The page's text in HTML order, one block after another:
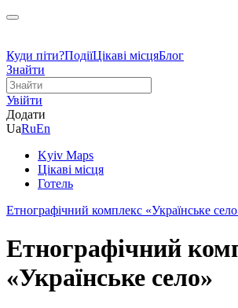
Куди піти?ПодіїЦікаві місцяБлог
Знайти
Увійти
Додати
UaRuEn
Kyiv Maps
Цікаві місця
Готель
Етнографічний комплекс «Українське
Етнографічний
«Українське село»